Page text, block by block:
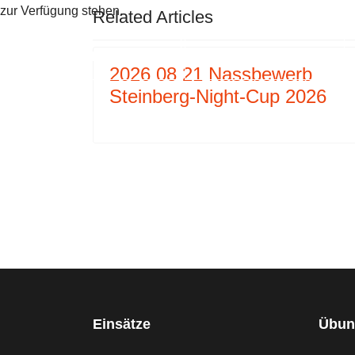
Related Articles
2026 08 21 Nassbewerb
Steinberg-Night-Cup 2026
Einsätze
zur Verfügung stehen.